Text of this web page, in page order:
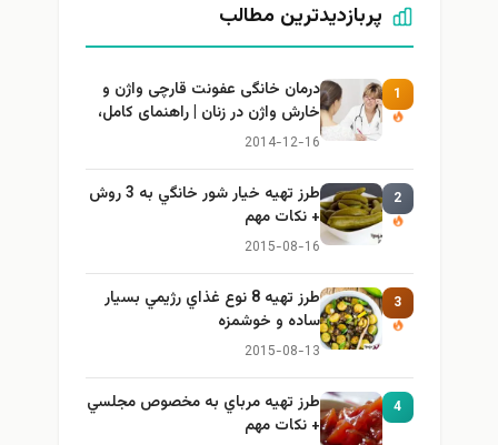
پربازدیدترین مطالب
1
درمان خانگی عفونت قارچی واژن و
خارش واژن در زنان | راهنمای کامل،
ایمن و کاربردی
2014-12-16
2
طرز تهيه خیار شور خانگي به 3 روش
+ نكات مهم
2015-08-16
3
طرز تهيه 8 نوع غذاي رژيمي بسيار
ساده و خوشمزه
2015-08-13
4
طرز تهيه مرباي به مخصوص مجلسي
+ نكات مهم